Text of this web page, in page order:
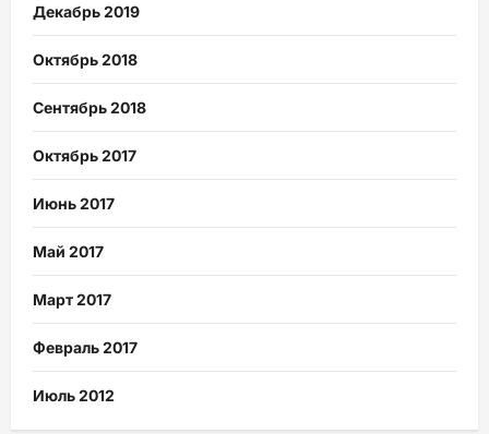
Декабрь 2019
Октябрь 2018
Сентябрь 2018
Октябрь 2017
Июнь 2017
Май 2017
Март 2017
Февраль 2017
Июль 2012